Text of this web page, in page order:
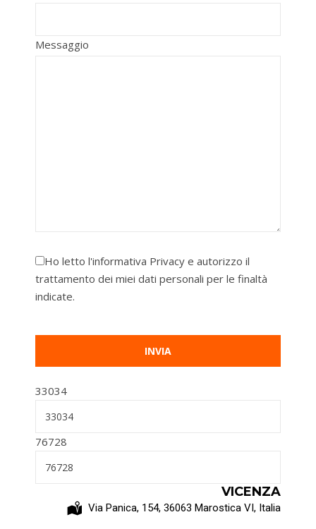
Messaggio
Ho letto l'informativa Privacy e autorizzo il
trattamento dei miei dati personali per le finaltà
indicate.
33034
76728
VICENZA
Via Panica, 154, 36063 Marostica VI, Italia